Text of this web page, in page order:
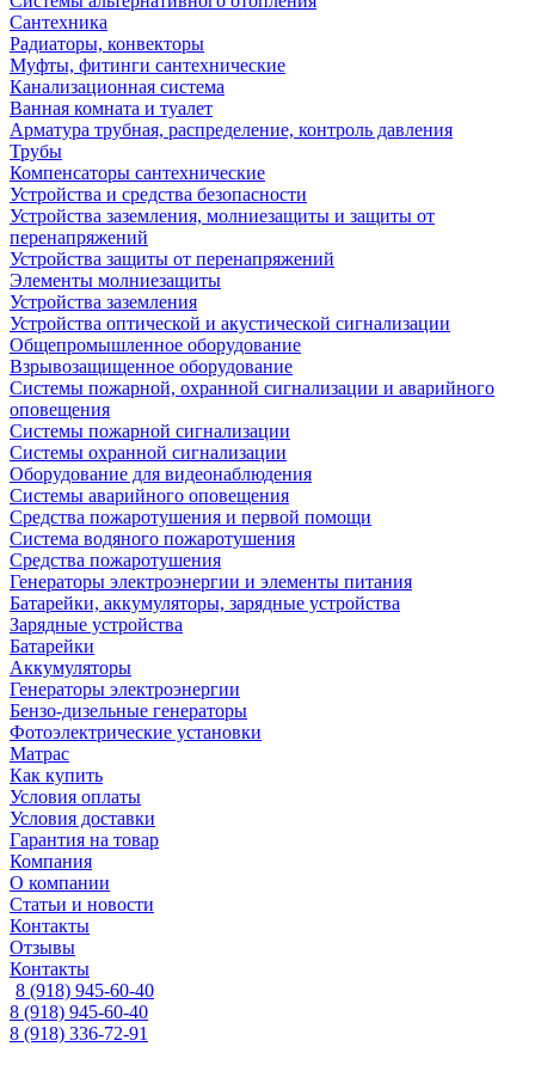
Сантехника
Радиаторы, конвекторы
Муфты, фитинги сантехнические
Канализационная система
Ванная комната и туалет
Арматура трубная, распределение, контроль давления
Трубы
Компенсаторы сантехнические
Устройства и средства безопасности
Устройства заземления, молниезащиты и защиты от
перенапряжений
Устройства защиты от перенапряжений
Элементы молниезащиты
Устройства заземления
Устройства оптической и акустической сигнализации
Общепромышленное оборудование
Взрывозащищенное оборудование
Системы пожарной, охранной сигнализации и аварийного
оповещения
Системы пожарной сигнализации
Системы охранной сигнализации
Оборудование для видеонаблюдения
Системы аварийного оповещения
Средства пожаротушения и первой помощи
Система водяного пожаротушения
Средства пожаротушения
Генераторы электроэнергии и элементы питания
Батарейки, аккумуляторы, зарядные устройства
Зарядные устройства
Батарейки
Аккумуляторы
Генераторы электроэнергии
Бензо-дизельные генераторы
Фотоэлектрические установки
Матрас
Как купить
Условия оплаты
Условия доставки
Гарантия на товар
Компания
О компании
Статьи и новости
Контакты
Отзывы
Контакты
8 (918) 945-60-40
8 (918) 945-60-40
8 (918) 336-72-91